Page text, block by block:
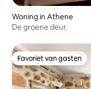
Woning in Athene
De groene deur.
Favoriet van gasten
Favoriet van gasten